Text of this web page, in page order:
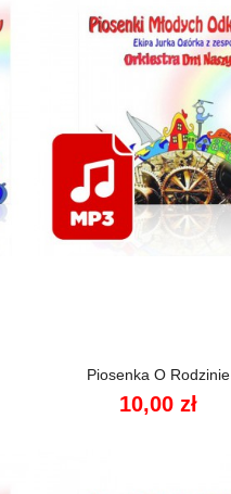
Piosenka O Rodzinie
10,00 zł
Szybki podgląd